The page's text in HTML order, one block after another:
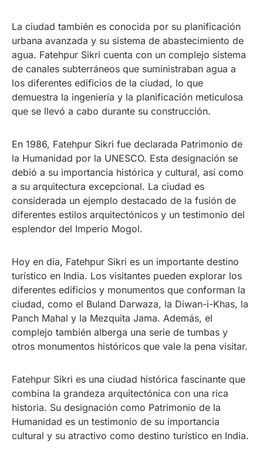
La ciudad también es conocida por su planificación
urbana avanzada y su sistema de abastecimiento de
agua. Fatehpur Sikri cuenta con un complejo sistema
de canales subterráneos que suministraban agua a
los diferentes edificios de la ciudad, lo que
demuestra la ingeniería y la planificación meticulosa
que se llevó a cabo durante su construcción.
En 1986, Fatehpur Sikri fue declarada Patrimonio de
la Humanidad por la UNESCO. Esta designación se
debió a su importancia histórica y cultural, así como
a su arquitectura excepcional. La ciudad es
considerada un ejemplo destacado de la fusión de
diferentes estilos arquitectónicos y un testimonio del
esplendor del Imperio Mogol.
Hoy en día, Fatehpur Sikri es un importante destino
turístico en India. Los visitantes pueden explorar los
diferentes edificios y monumentos que conforman la
ciudad, como el Buland Darwaza, la Diwan-i-Khas, la
Panch Mahal y la Mezquita Jama. Además, el
complejo también alberga una serie de tumbas y
otros monumentos históricos que vale la pena visitar.
Fatehpur Sikri es una ciudad histórica fascinante que
combina la grandeza arquitectónica con una rica
historia. Su designación como Patrimonio de la
Humanidad es un testimonio de su importancia
cultural y su atractivo como destino turístico en India.